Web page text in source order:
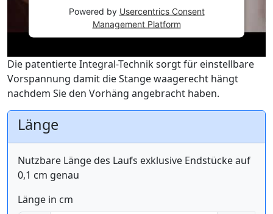
Powered by Usercentrics Consent
Management Platform
Die patentierte Integral-Technik sorgt für einstellbare
Vorspannung damit die Stange waagerecht hängt
nachdem Sie den Vorhäng angebracht haben.
Länge
Nutzbare Länge des Laufs exklusive Endstücke auf
0,1 cm genau
Länge in cm